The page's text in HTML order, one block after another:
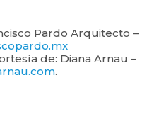
Pardo Arquitecto –
de: Diana Arnau –
.